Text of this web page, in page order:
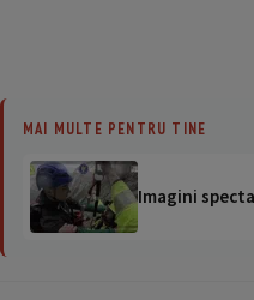
MAI MULTE PENTRU TINE
Imagini